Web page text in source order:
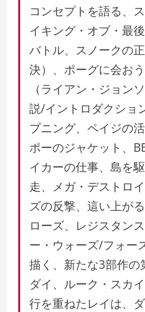
コンセプトを語る、
イキング・オブ・最
バトル、スノークの
決）、ポーグに会お
（ライアン・ジョン
説/イントロダクショ
プニング、ペイジの
ポーのジャケット、
イカーの仕事、島を
走、メガ・デストロ
ズの反撃、這い上が
ローズ、レジスタン
ー・ウォーズ/フォー
描く、新たな3部作の
ダイ、ルーク・スカ
行を重ねたレイは、